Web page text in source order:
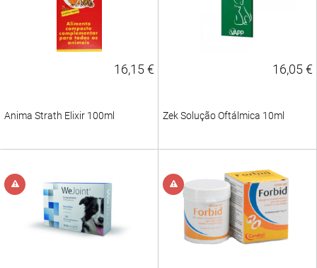
16,15 €
Anima Strath Elixir 100ml
16,05 €
Zek Solução Oftálmica 10ml